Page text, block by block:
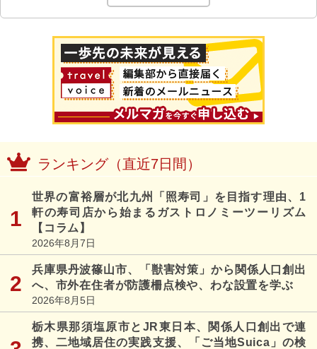
ランキング（直近7日間）
世界の富裕層が北九州「照寿司」を目指す理由、1
軒の寿司店から始まるガストロノミーツーリズム
【コラム】
2026年8月7日
兵庫県丹波篠山市、「獣害対策」から関係人口創出
へ、市外在住者が防護柵点検や、わな設置を学ぶ
2026年8月5日
栃木県那須塩原市とJR東日本、関係人口創出で連
携、二地域居住の実践支援、「ご当地Suica」の検